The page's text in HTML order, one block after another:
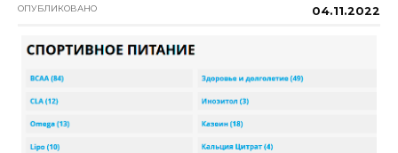
ОПУБЛИКОВАНО 04.11.2022